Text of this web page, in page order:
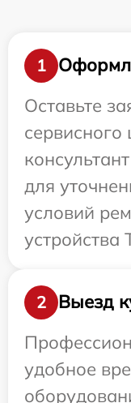
1
Оставьте
для
условий
устройства
2
Выезд
удобное